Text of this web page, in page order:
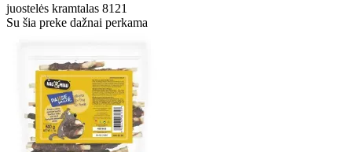
juostelės kramtalas 8121
Su šia preke dažnai perkama